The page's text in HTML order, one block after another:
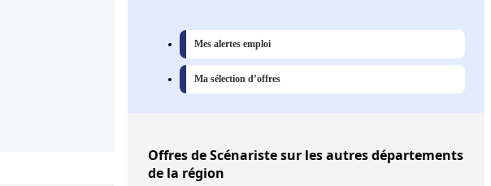
Mes alertes emploi
Ma sélection d’offres
Offresde Scénariste sur les autres départements
de la région